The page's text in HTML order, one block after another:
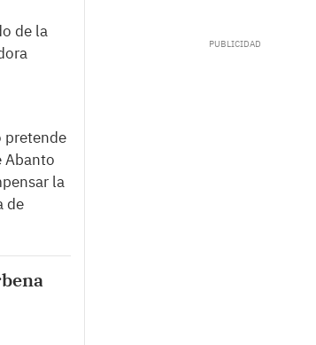
de la
pretende
Abanto
la
de